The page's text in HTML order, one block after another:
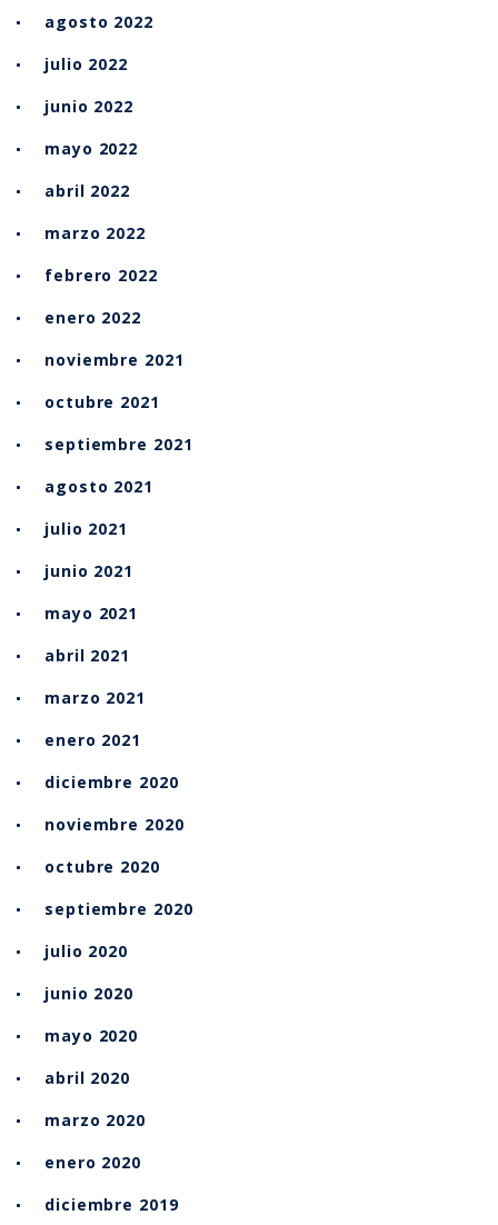
agosto 2022
julio 2022
junio 2022
mayo 2022
abril 2022
marzo 2022
febrero 2022
enero 2022
noviembre 2021
octubre 2021
septiembre 2021
agosto 2021
julio 2021
junio 2021
mayo 2021
abril 2021
marzo 2021
enero 2021
diciembre 2020
noviembre 2020
octubre 2020
septiembre 2020
julio 2020
junio 2020
mayo 2020
abril 2020
marzo 2020
enero 2020
diciembre 2019